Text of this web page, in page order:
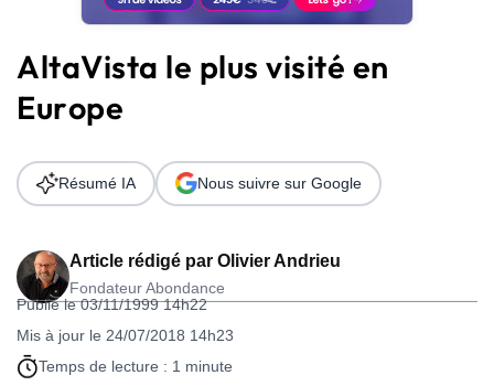
Solutions
Ressources
Audit SEO
AltaVista le plus visité en
Europe
Article rédigé par Olivier Andrieu
Fondateur Abondance
Publié le 03/11/1999 14h22
Mis à jour le 24/07/2018 14h23
Temps de lecture : 1 minute
Résumé IA Nous suivre sur Google